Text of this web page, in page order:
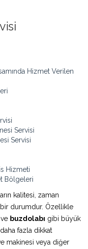
Hizmet Verilen
Servisi
Servisi
Hizmeti
Bölgeleri
kalitesi, zaman
durumdur. Özellikle
ve buzdolabı gibi büyük
fazla dikkat
makinesi veya diğer